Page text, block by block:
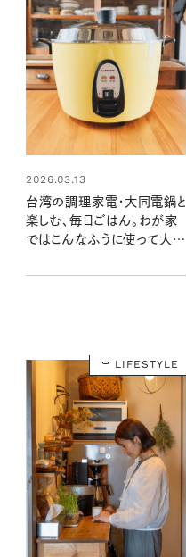
2026.03.13
台湾の調理家電・大同電鍋と
楽しむ、毎日ごはん。わが家
ではこんなふうに使って大活
LIFESTYLE